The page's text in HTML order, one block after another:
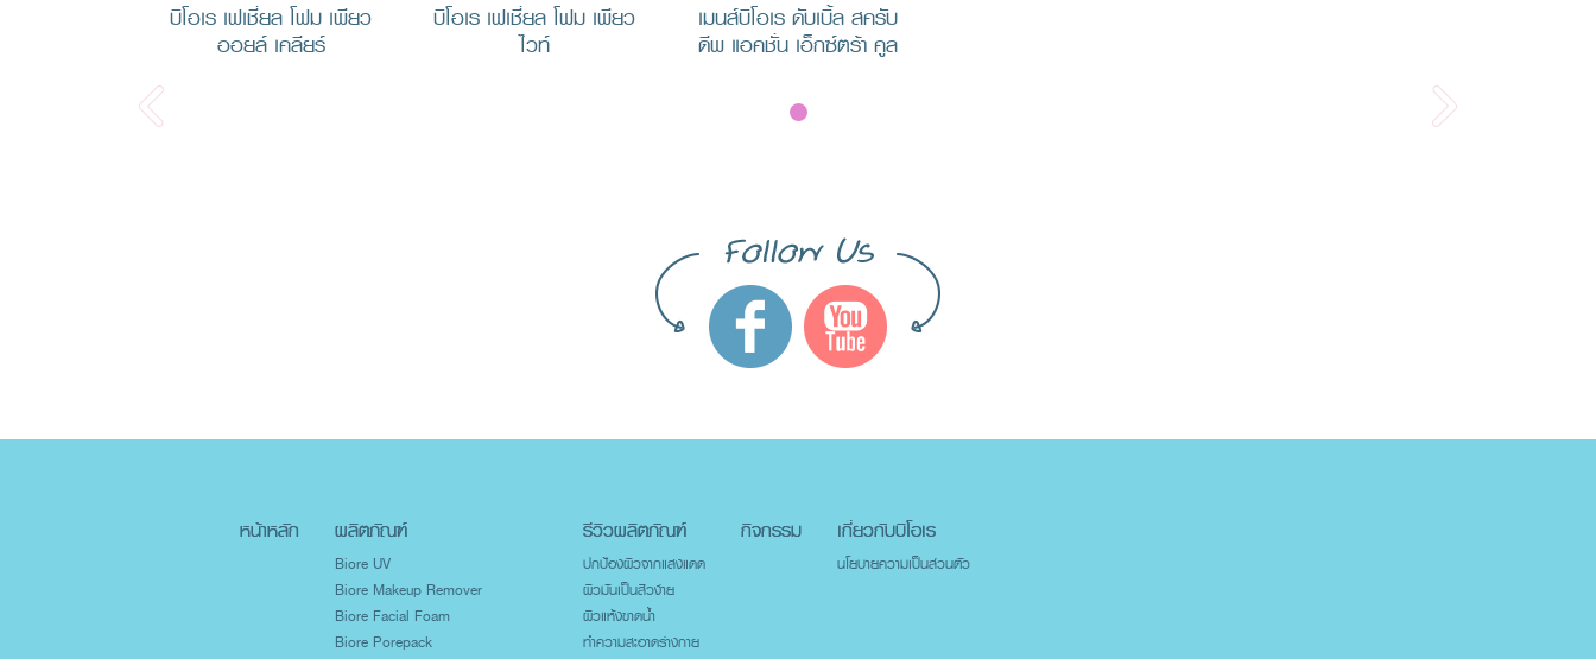
บิโอเร เฟเชี่ยล โฟม เพียว
ออยล์ เคลียร์
บิโอเร เฟเชี่ยล โฟม เพียว
ไวท์
เมนส์บิโอเร ดับเบิ้ล สครับ
ดีพ แอคชั่น เอ็กซ์ตร้า คูล
หน้าหลัก ผลิตภัณฑ์
Biore UV
Biore Makeup Remover
Biore Facial Foam
Biore Porepack
รีวิวผลิตภัณฑ์
ปกป้องผิวจากแสงแดด
ผิวมันเป็นสิวง่าย
ผิวแห้งขาดน้ำ
ทำความสะอาดร่างกาย
กิจกรรม เกี่ยวกับบิโอเร
นโยบายความเป็นส่วนตัว